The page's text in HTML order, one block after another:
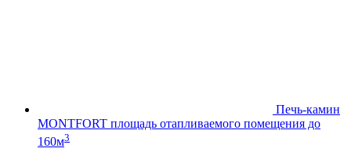
Печь-камин
MONTFORT площадь отапливаемого помещения до
160м3